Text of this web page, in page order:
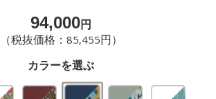
94,000円
（税抜価格：85,455円）
カラーを選ぶ